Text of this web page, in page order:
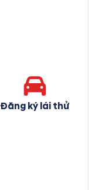
Đăng ký lái thử